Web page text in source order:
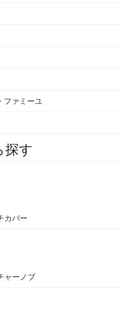
ファミーユ
探す
バー
ーノブ